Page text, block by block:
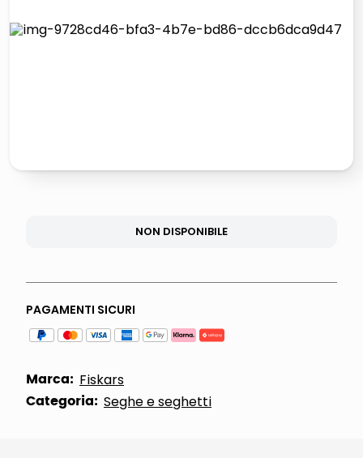
italia independent occhiali sole 0703 thin rotondo sun
NON DISPONIBILE
PAGAMENTI SICURI
Marca: Fiskars
Categoria: Seghe e seghetti